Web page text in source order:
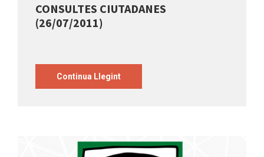
CONSULTES CIUTADANES
(26/07/2011)
Continua Llegint